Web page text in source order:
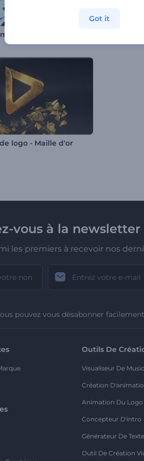
Logo
logo - Maille d'or
vous à la
les premiers à recevoir nos
pouvez vous désabonner
Outils De
Visualiseur De
Création
Animation Du Logo
Concepteur D'intro
Générateur De
Outil De Création
Got it